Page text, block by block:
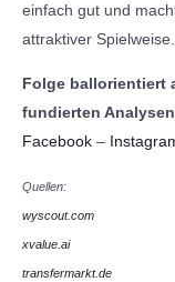
einfach gut und
attraktiver Spielweise.
Folge ballorientiert
fundierten
Facebook –
Quellen:
wyscout.com
xvalue.ai
transfermarkt.de